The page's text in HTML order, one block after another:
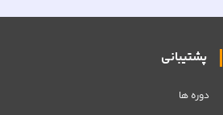
پشتیبانی
دوره ها